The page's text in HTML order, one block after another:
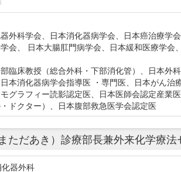
外科学会、日本消化器病学会、日本癌治療学
会、 日本大腸肛門病学会、日本緩和医療学会
臨床教授（総合外科・下部消化管）、日本外
本消化器病学会指導医 ・専門医、日本がん
グラフィー読影認定医、日本医師会認定産業
ドクター）、日本腹部救急医学会認定医
ただあき）診療部長兼外来化学療法
器外科